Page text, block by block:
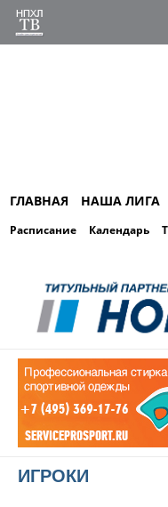
ГЛАВНАЯ НАША ЛИГА
Расписание Календарь
ИГРОКИ